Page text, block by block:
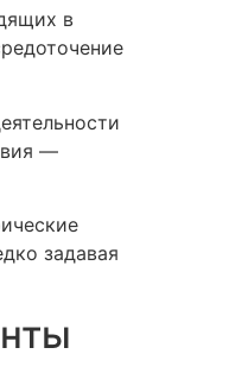
в
—
задавая